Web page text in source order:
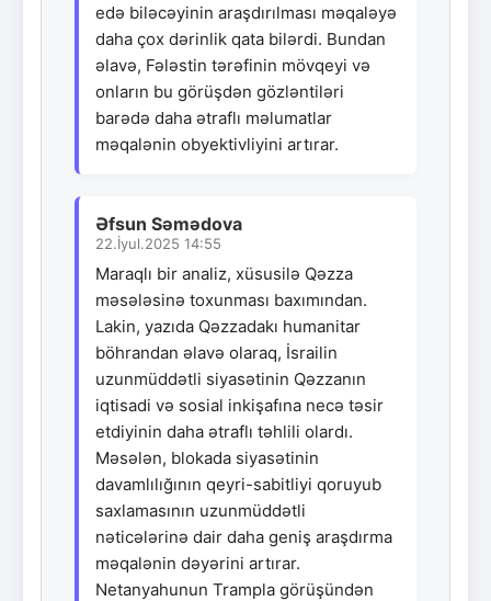
edə biləcəyinin araşdırılması məqaləyə
daha çox dərinlik qata bilərdi. Bundan
əlavə, Fələstin tərəfinin mövqeyi və
onların bu görüşdən gözləntiləri
barədə daha ətraflı məlumatlar
məqalənin obyektivliyini artırar.
Əfsun Səmədova
22.İyul.2025 14:55
Maraqlı bir analiz, xüsusilə Qəzza
məsələsinə toxunması baxımından.
Lakin, yazıda Qəzzadakı humanitar
böhrandan əlavə olaraq, İsrailin
uzunmüddətli siyasətinin Qəzzanın
iqtisadi və sosial inkişafına necə təsir
etdiyinin daha ətraflı təhlili olardı.
Məsələn, blokada siyasətinin
davamlılığının qeyri-sabitliyi qoruyub
saxlamasının uzunmüddətli
nəticələrinə dair daha geniş araşdırma
məqalənin dəyərini artırar.
Netanyahunun Trampla görüşündən